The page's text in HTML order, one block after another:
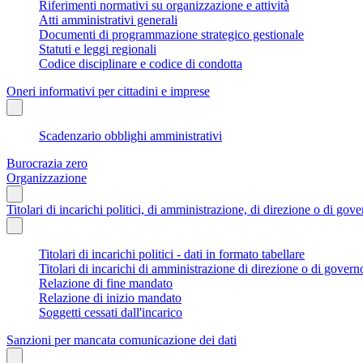
Riferimenti normativi su organizzazione e attività
Atti amministrativi generali
Documenti di programmazione strategico gestionale
Statuti e leggi regionali
Codice disciplinare e codice di condotta
Oneri informativi per cittadini e imprese
Scadenzario obblighi amministrativi
Burocrazia zero
Organizzazione
Titolari di incarichi politici, di amministrazione, di direzione o di
Titolari di incarichi politici - dati in formato tabellare
Titolari di incarichi di amministrazione di direzione o di
Relazione di fine mandato
Relazione di inizio mandato
Soggetti cessati dall'incarico
Sanzioni per mancata comunicazione dei dati